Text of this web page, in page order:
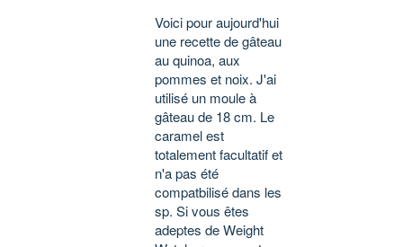
Voici pour aujourd'hui
une recette de gâteau
au quinoa, aux
pommes et noix. J'ai
utilisé un moule à
gâteau de 18 cm. Le
caramel est
totalement facultatif et
n'a pas été
compatbilisé dans les
sp. Si vous êtes
adeptes de Weight